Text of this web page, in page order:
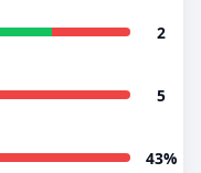
2
5
43%